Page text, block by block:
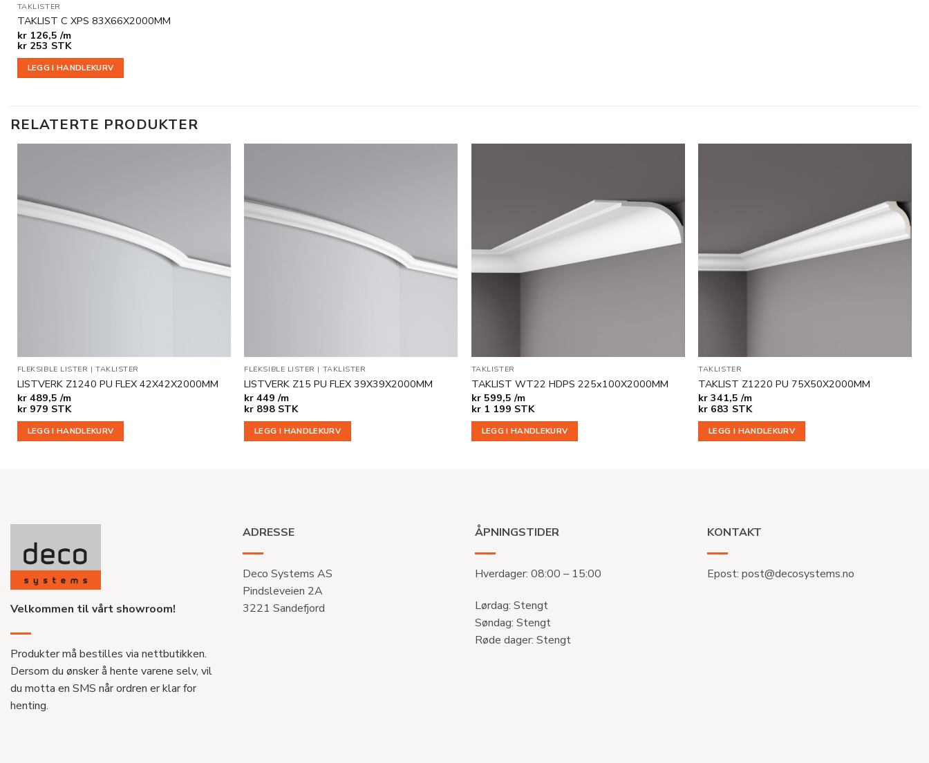
TAKLISTER
TAKLIST C XPS 83X66X2000MM
kr126,5 /m
kr253 STK
LEGG I HANDLEKURV
RELATERTE PRODUKTER
FLEKSIBLE LISTER |TAKLISTER
LISTVERK Z1240 PU FLEX 42X42X2000MM
kr489,5 /m
kr979 STK
LEGG I HANDLEKURV
FLEKSIBLE LISTER | TAKLISTER
LISTVERK Z15 PU FLEX 39X39X2000MM
kr 449 /m
kr 898 STK
LEGG I HANDLEKURV
i
ønskeliste
TAKLISTER
TAKLIST WT22 HDPS 225x100X2000MM
kr599,5 /m
kr1 199 STK
LEGG I HANDLEKURV
i
ønskeliste
TAKLISTER
TAKLIST Z1220 PU 75X50X2000MM
kr 341,5 /m
kr 683 STK
LEGG I HANDLEKURV
Velkommen til vårt showroom!
Produkter må bestilles via nettbutikken.
Dersom du ønsker å hente varene selv, vil
du motta en SMS når ordren er klar for
henting.
ADRESSE
Deco Systems AS
Pindsleveien 2A
3221 Sandefjord
ÅPNINGSTIDER
Hverdager: 08:00 – 15:00
Lørdag: Stengt
Søndag: Stengt
Røde dager: Stengt
KONTAKT
Epost: post@decosystems.no